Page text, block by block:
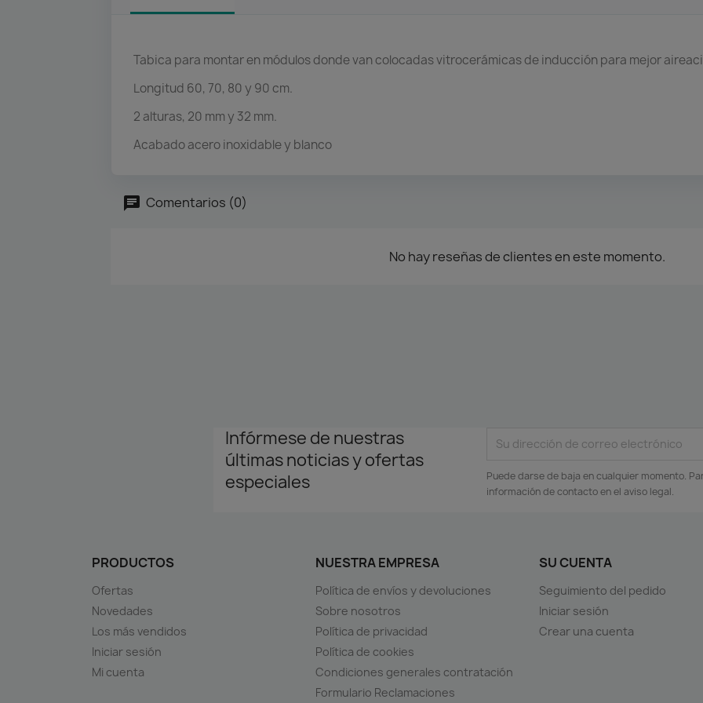
Tabica para montar en módulos donde van colocadas vitrocerámicas de inducción para mejor
Longitud 60, 70, 80 y 90 cm.
2 alturas, 20 mm y 32 mm.
Acabado acero inoxidable y blanco
Comentarios (0)
No hay reseñas de clientes en este momento.
Infórmese de nuestras
últimas noticias y ofertas
especiales
Puede darse de baja en cualquier momento.
información de contacto en el aviso legal.
PRODUCTOS
Ofertas
Novedades
Los más vendidos
Iniciar sesión
Mi cuenta
NUESTRA EMPRESA
Política de envíos y devoluciones
Sobre nosotros
Política de privacidad
Política de cookies
Condiciones generales contratación
Formulario Reclamaciones
SU CUENTA
Seguimiento del pedido
Iniciar sesión
Crear una cuenta